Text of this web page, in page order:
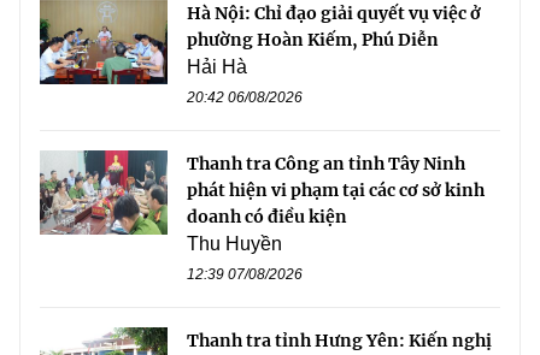
Hà Nội: Chỉ đạo giải quyết vụ việc ở
phường Hoàn Kiếm, Phú Diễn
Hải Hà
20:42 06/08/2026
Thanh tra Công an tỉnh Tây Ninh
phát hiện vi phạm tại các cơ sở kinh
doanh có điều kiện
Thu Huyền
12:39 07/08/2026
Thanh tra tỉnh Hưng Yên: Kiến nghị